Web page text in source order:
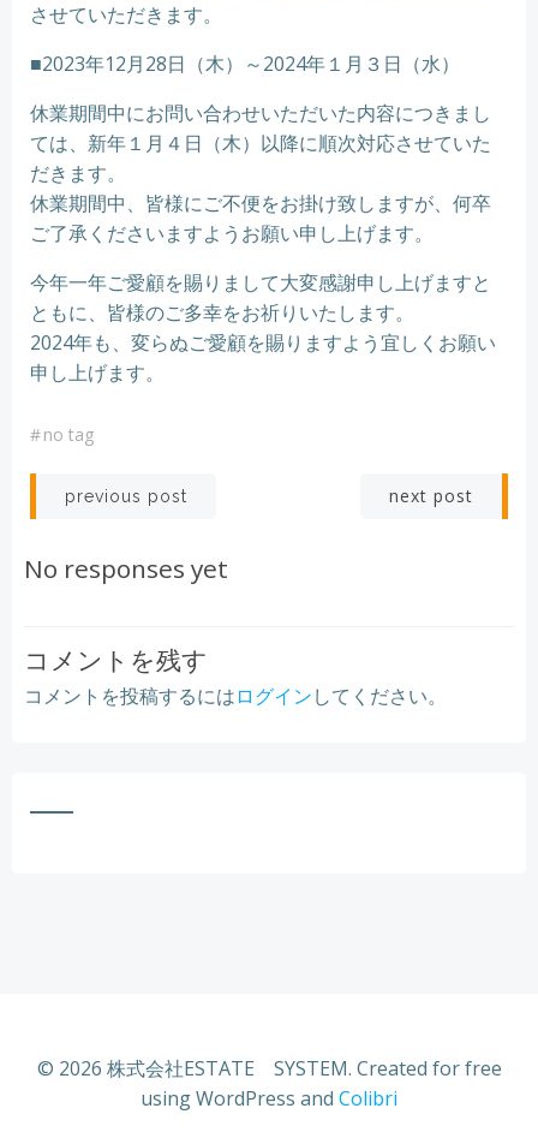
させていただきます。
■2023年12月28日（木）～2024年１月３日（水）
休業期間中にお問い合わせいただいた内容につきまし
ては、新年１月４日（木）以降に順次対応させていた
だきます。
休業期間中、皆様にご不便をお掛け致しますが、何卒
ご了承くださいますようお願い申し上げます。
今年一年ご愛顧を賜りまして大変感謝申し上げますと
ともに、皆様のご多幸をお祈りいたします。
2024年も、変らぬご愛顧を賜りますよう宜しくお願い
申し上げます。
#no tag
Post
navigation
previous post next post
No responses yet
コメントを残す
コメントを投稿するにはログインしてください。
© 2026 株式会社ESTATE SYSTEM. Created for free
using WordPress and Colibri